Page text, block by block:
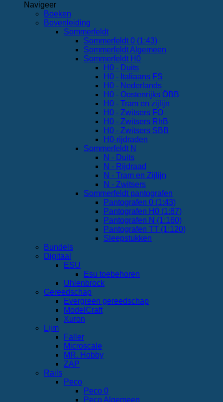
Navigeer
Boeken
Bovenleiding
Sommerfeldt
Sommerfeldt 0 (1:43)
Sommerfeldt Algemeen
Sommerfeldt H0
H0 - Duits
H0 - Italiaans FS
H0 - Nederlands
H0 - Oostenrijks ÖBB
H0 - Tram en zijlijn
H0 - Zwitsers FO
H0 - Zwitsers RhB
H0 - Zwitsers SBB
H0-rijdraden
Sommerfeldt N
N - Duits
N - Rijdraad
N - Tram en Zijlijn
N - Zwitsers
Sommerfeldt pantografen
Pantografen 0 (1:43)
Pantografen H0 (1:87)
Pantografen N (1:160)
Pantografen TT (1:120)
Sleepstukken
Bundels
Digitaal
ESU
Esu toebehoren
Uhlenbrock
Gereedschap
Evergreen gereedschap
ModelCraft
Xuron
Lijm
Faller
Microscale
MR. Hobby
ZAP
Rails
Peco
Peco 0
Peco Algemeen